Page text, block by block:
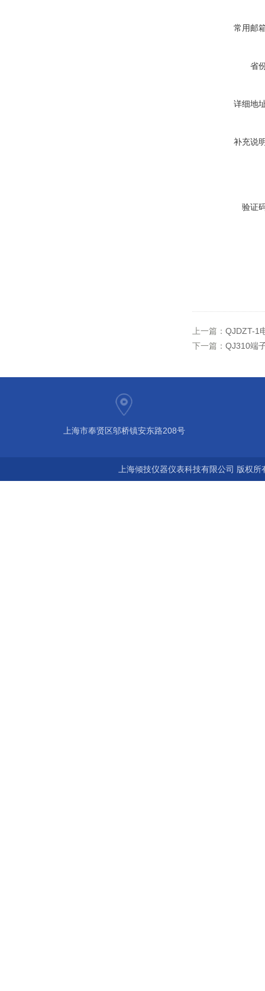
常用邮
省
详细地
补充说
验证
上一篇： QJDZT-1
下一篇： QJ310端
上海市奉贤区邬桥镇安东路208号
上海倾技仪器仪表科技有限公司 版权